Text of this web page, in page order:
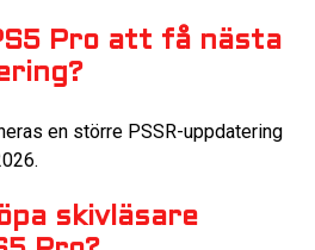
Pro att få nästa
en större PSSR-uppdatering
skivläsare